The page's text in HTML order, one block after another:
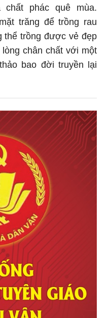
phác quê mùa.
trăng để trồng rau
thể trồng được vẻ đẹp
chân chất với một
bao đời truyền lại